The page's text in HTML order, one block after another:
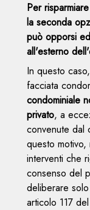
Per
la seconda
può opporsi
all'esterno
In questo
facciata
condominiale
privato, a
convenute dal
questo
interventi che
consenso del
deliberare
articolo 117